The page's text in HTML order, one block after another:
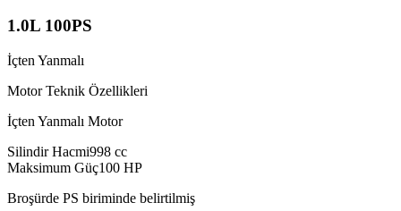
1.0L 100PS
İçten Yanmalı
Motor Teknik Özellikleri
İçten Yanmalı Motor
Silindir Hacmi998 cc
Maksimum Güç100 HP
Broşürde PS biriminde belirtilmiş